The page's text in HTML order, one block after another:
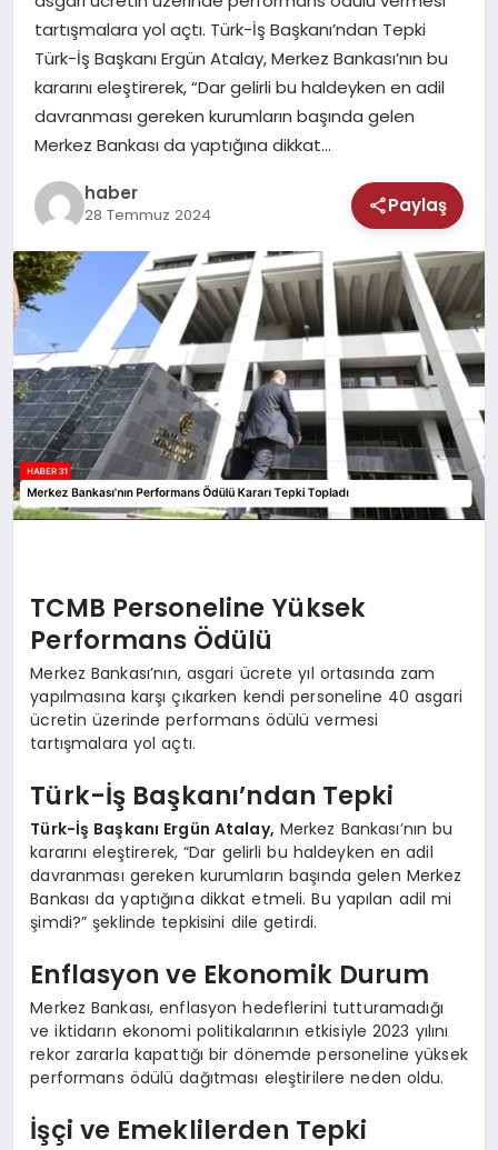
SAĞLIK
TEKNOLOJI
tartışmalara yol açtı. Türk-İş Başkanı’ndan Tepki
Türk-İş Başkanı Ergün Atalay, Merkez Bankası’nın bu
kararını eleştirerek, “Dar gelirli bu haldeyken en adil
davranması gereken kurumların başında gelen
Merkez Bankası da yaptığına dikkat…
haber
28 Temmuz 2024 Paylaş
TCMB Personeline Yüksek
Performans Ödülü
Merkez Bankası’nın, asgari ücrete yıl ortasında zam
yapılmasına karşı çıkarken kendi personeline 40 asgari
ücretin üzerinde performans ödülü vermesi
tartışmalara yol açtı.
Türk-İş Başkanı’ndan Tepki
Türk-İş Başkanı Ergün Atalay, Merkez Bankası’nın bu
kararını eleştirerek, “Dar gelirli bu haldeyken en adil
davranması gereken kurumların başında gelen Merkez
Bankası da yaptığına dikkat etmeli. Bu yapılan adil mi
şimdi?” şeklinde tepkisini dile getirdi.
Enflasyon ve Ekonomik Durum
Merkez Bankası, enflasyon hedeflerini tutturamadığı
ve iktidarın ekonomi politikalarının etkisiyle 2023 yılını
rekor zararla kapattığı bir dönemde personeline yüksek
performans ödülü dağıtması eleştirilere neden oldu.
İşçi ve Emeklilerden Tepki